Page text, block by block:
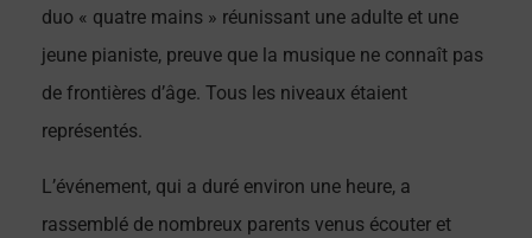
duo « quatre mains » réunissant une adulte et une
jeune pianiste, preuve que la musique ne connaît pas
de frontières d’âge. Tous les niveaux étaient
représentés.
L’événement, qui a duré environ une heure, a
rassemblé de nombreux parents venus écouter et